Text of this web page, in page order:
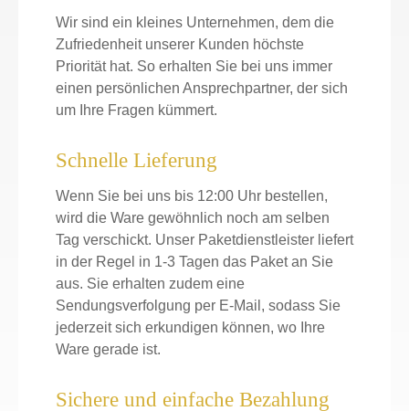
Wir sind ein kleines Unternehmen, dem die
Zufriedenheit unserer Kunden höchste
Priorität hat. So erhalten Sie bei uns immer
einen persönlichen Ansprechpartner, der sich
um Ihre Fragen kümmert.
Schnelle Lieferung
Wenn Sie bei uns bis 12:00 Uhr bestellen,
wird die Ware gewöhnlich noch am selben
Tag verschickt. Unser Paketdienstleister liefert
in der Regel in 1-3 Tagen das Paket an Sie
aus. Sie erhalten zudem eine
Sendungsverfolgung per E-Mail, sodass Sie
jederzeit sich erkundigen können, wo Ihre
Ware gerade ist.
Sichere und einfache Bezahlung